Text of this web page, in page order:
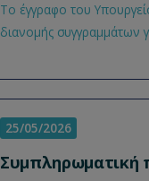
Το έγγραφο του
διανομής συγγραμμάτων
25/05/2026
Συμπληρωματική